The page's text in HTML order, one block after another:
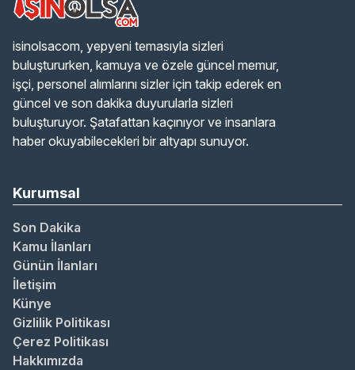
isinolsacom, yepyeni temasıyla sizleri
buluştururken, kamuya ve özele güncel memur,
işçi, personel alımlarını sizler için takip ederek en
güncel ve son dakika duyurularla sizleri
buluşturuyor. Şatafattan kaçınıyor ve insanlara
haber okuyabilecekleri bir altyapı sunuyor.
Kurumsal
Son Dakika
Kamu İlanları
Günün İlanları
İletişim
Künye
Gizlilik Politikası
Çerez Politikası
Hakkımızda